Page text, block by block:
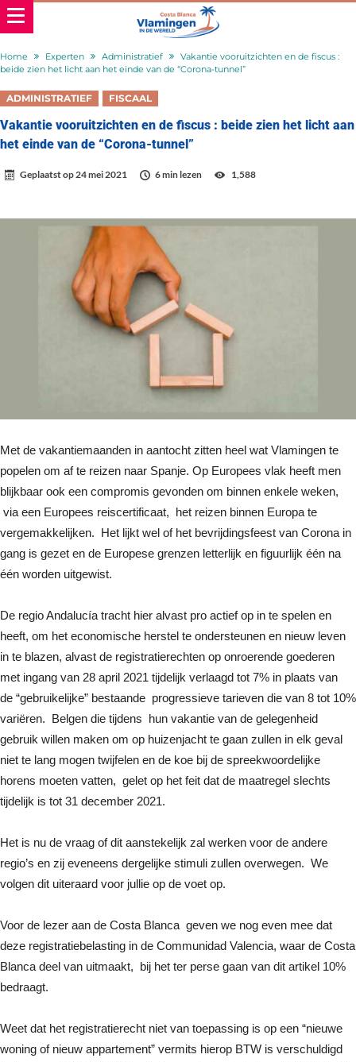
Home Experten Administratief
Vakantie vooruitzichten en de fiscus :
beide zien het licht aan het einde van de “Corona-tunnel”
ADMINISTRATIEF FISCAAL
Vakantie vooruitzichten en de fiscus : beide zien het licht aan
het einde van de “Corona-tunnel”
Geplaatst op24 mei 2021 6 min lezen 1,588
Met de vakantiemaanden in aantocht zitten heel wat Vlamingen te
popelen om af te reizen naar Spanje. Op Europees vlak heeft men
blijkbaar ook een compromis gevonden om binnen enkele weken,
via een Europees reiscertificaat, het reizen binnen Europa te
vergemakkelijken. Het lijkt wel of het bevrijdingsfeest van Corona in
gang is gezet en de Europese grenzen letterlijk en figuurlijk één na
één worden uitgewist.
De regio Andalucía tracht hier alvast pro actief op in te spelen en
heeft, om het economische herstel te ondersteunen en nieuw leven
in te blazen, alvast de registratierechten op onroerende goederen
met ingang van 28 april 2021 tijdelijk verlaagd tot 7% in plaats van
de “gebruikelijke” bestaande progressieve tarieven die van 8 tot 10%
variëren. Belgen die tijdens hun vakantie van de gelegenheid
gebruik willen maken om op huizenjacht te gaan zullen in elk geval
niet te lang mogen twijfelen en de koe bij de spreekwoordelijke
horens moeten vatten, gelet op het feit dat de maatregel slechts
tijdelijk is tot 31 december 2021.
Het is nu de vraag of dit aanstekelijk zal werken voor de andere
regio’s en zij eveneens dergelijke stimuli zullen overwegen. We
volgen dit uiteraard voor jullie op de voet op.
Voor de lezer aan de Costa Blanca geven we nog even mee dat
deze registratiebelasting in de Communidad Valencia, waar de Costa
Blanca deel van uitmaakt, bij het ter perse gaan van dit artikel 10%
bedraagt.
Weet dat het registratierecht niet van toepassing is op een “nieuwe
woning of nieuw appartement” vermits hierop BTW is verschuldigd